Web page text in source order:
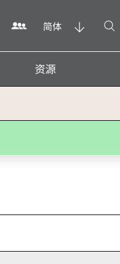
简体 打
资源